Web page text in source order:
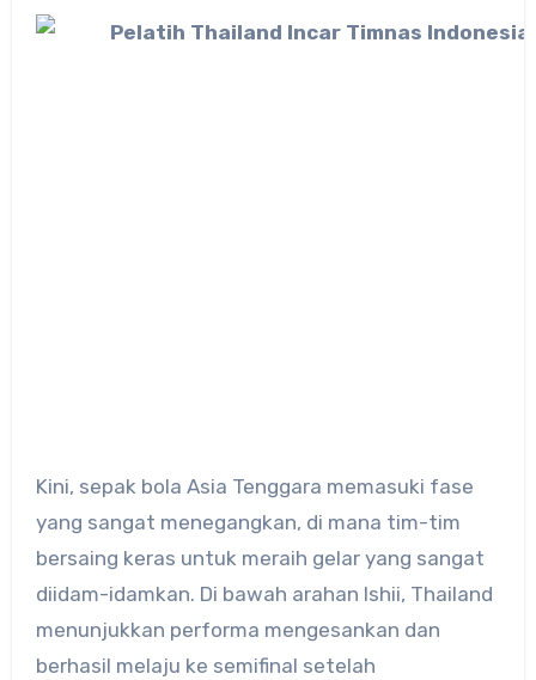
​Kini, sepak bola Asia Tenggara memasuki fase
yang sangat menegangkan, di mana tim-tim
bersaing keras untuk meraih gelar yang sangat
diidam-idamkan. Di bawah arahan Ishii, Thailand
menunjukkan performa mengesankan dan
berhasil melaju ke semifinal setelah